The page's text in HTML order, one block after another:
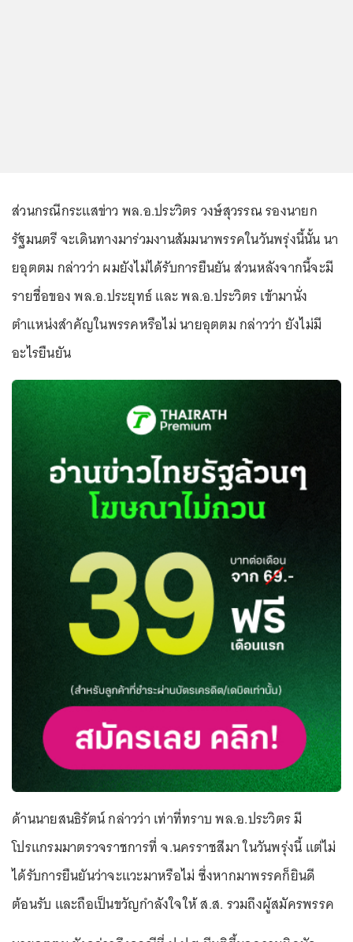
ส่วนกรณีกระแสข่าว พล.อ.ประวิตร วงษ์สุวรรณ รองนายก
รัฐมนตรี จะเดินทางมาร่วมงานสัมมนาพรรคในวันพรุ่งนี้นั้น นา
ยอุตตม กล่าวว่า ผมยังไม่ได้รับการยืนยัน ส่วนหลังจากนี้จะมี
รายชื่อของ พล.อ.ประยุทธ์ และ พล.อ.ประวิตร เข้ามานั่ง
ตำแหน่งสำคัญในพรรคหรือไม่ นายอุตตม กล่าวว่า ยังไม่มี
อะไรยืนยัน
ด้านนายสนธิรัตน์ กล่าวว่า เท่าที่ทราบ พล.อ.ประวิตร มี
โปรแกรมมาตรวจราชการที่ จ.นครราชสีมา ในวันพรุ่งนี้ แต่ไม่
ได้รับการยืนยันว่าจะแวะมาหรือไม่ ซึ่งหากมาพรรคก็ยินดี
ต้อนรับ และถือเป็นขวัญกำลังใจให้ ส.ส. รวมถึงผู้สมัครพรรค